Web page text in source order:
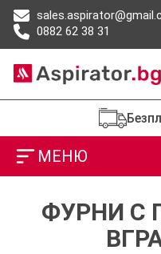
0882 62 38 31
МЕНЮ
ФУРНИ С